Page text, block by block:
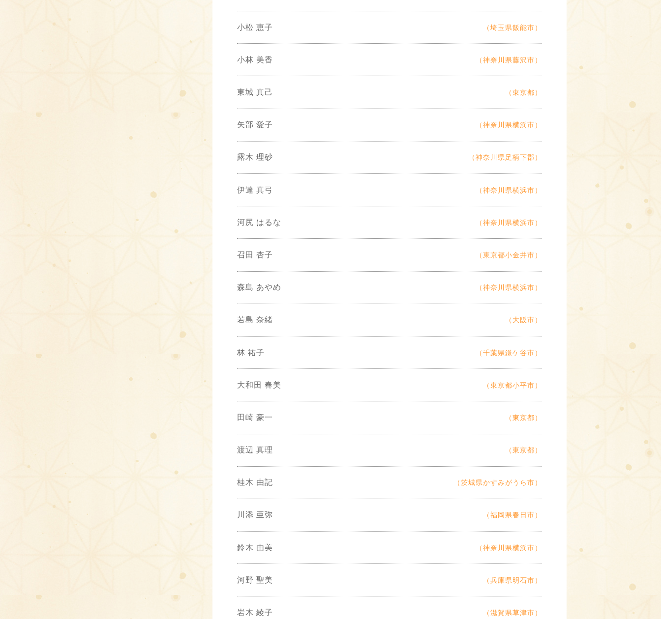
小松 恵子 （埼玉県飯能市）
小林 美香 （神奈川県藤沢市）
東城 真己 （東京都）
矢部 愛子 （神奈川県横浜市）
露木 理砂 （神奈川県足柄下郡）
伊達 真弓 （神奈川県横浜市）
河尻 はるな （神奈川県横浜市）
召田 杏子 （東京都小金井市）
森島 あやめ （神奈川県横浜市）
若島 奈緒 （大阪市）
林 祐子 （千葉県鎌ケ谷市）
大和田 春美 （東京都小平市）
田崎 豪一 （東京都）
渡辺 真理 （東京都）
桂木 由記 （茨城県かすみがうら市）
川添 亜弥 （福岡県春日市）
鈴木 由美 （神奈川県横浜市）
河野 聖美 （兵庫県明石市）
岩木 綾子 （滋賀県草津市）